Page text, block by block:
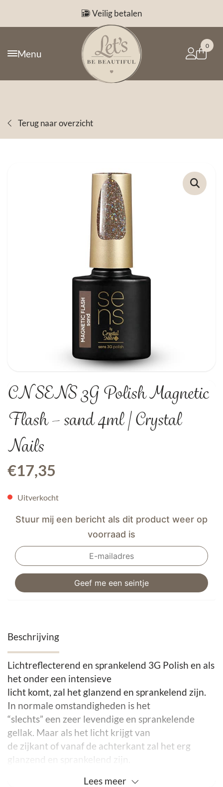
Veilig betalen
Menu
0
Terug naar overzicht
CN SENS 3G Polish Magnetic
Flash – sand 4ml | Crystal
Nails
€17,35
Uitverkocht
Stuur mij een bericht als dit product weer op
voorraad is
Beschrijving
Lichtreflecterend en sprankelend 3G Polish en als
het onder een intensieve
licht komt, zal het glanzend en sprankelend zijn.
In normale omstandigheden is het
“slechts” een zeer levendige en sprankelende
gellak. Maar als het licht krijgt van
de zijkant of vanaf de achterkant zal het erg
glanzend en sprankelend zijn.
Lees meer